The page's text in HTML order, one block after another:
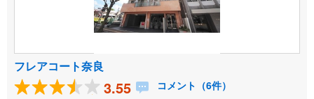
フレアコート奈良
3.55 コメント（6件）